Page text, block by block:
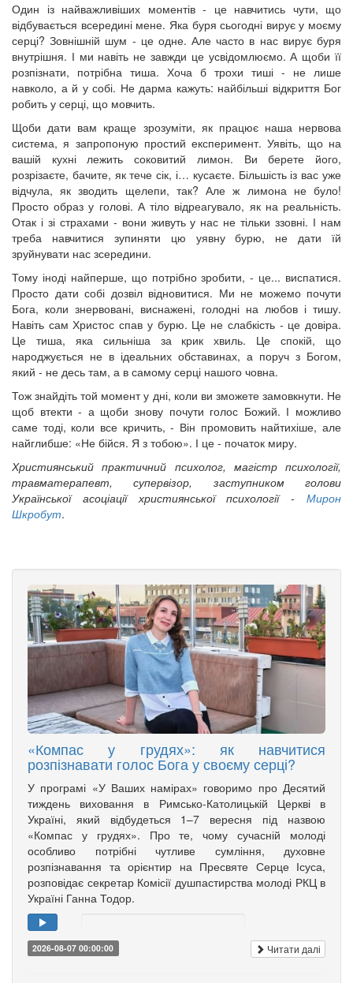
Один із найважливіших моментів - це навчитись чути, що
відбувається всередині мене. Яка буря сьогодні вирує у моєму
серці? Зовнішній шум - це одне. Але часто в нас вирує буря
внутрішня. І ми навіть не завжди це усвідомлюємо. А щоби її
розпізнати, потрібна тиша. Хоча б трохи тиші - не лише
навколо, а й у собі. Не дарма кажуть: найбільші відкриття Бог
робить у серці, що мовчить.
Щоби дати вам краще зрозуміти, як працює наша нервова
система, я запропоную простий експеримент. Уявіть, що на
вашій кухні лежить соковитий лимон. Ви берете його,
розрізаєте, бачите, як тече сік, і… кусаєте. Більшість із вас уже
відчула, як зводить щелепи, так? Але ж лимона не було!
Просто образ у голові. А тіло відреагувало, як на реальність.
Отак і зі страхами - вони живуть у нас не тільки ззовні. І нам
треба навчитися зупиняти цю уявну бурю, не дати їй
зруйнувати нас зсередини.
Тому іноді найперше, що потрібно зробити, - це... виспатися.
Просто дати собі дозвіл відновитися. Ми не можемо почути
Бога, коли знервовані, виснажені, голодні на любов і тишу.
Навіть сам Христос спав у бурю. Це не слабкість - це довіра.
Це тиша, яка сильніша за крик хвиль. Це спокій, що
народжується не в ідеальних обставинах, а поруч з Богом,
який - не десь там, а в самому серці нашого човна.
Тож знайдіть той момент у дні, коли ви зможете замовкнути. Не
щоб втекти - а щоби знову почути голос Божий. І можливо
саме тоді, коли все кричить, - Він промовить найтихіше, але
найглибше: «Не бійся. Я з тобою». І це - початок миру.
Християнський практичний психолог, магістр психології,
травматерапевт, супервізор, заступником голови
Української асоціації християнської психології - Мирон
Шкробут.
«Компас у грудях»: як навчитися
розпізнавати голос Бога у своєму серці?
У програмі «У Ваших намірах» говоримо про Десятий
тиждень виховання в Римсько-Католицькій Церкві в
Україні, який відбудеться 1–7 вересня під назвою
«Компас у грудях». Про те, чому сучасній молоді
особливо потрібні чутливе сумління, духовне
розпізнавання та орієнтир на Пресвяте Серце Ісуса,
розповідає секретар Комісії душпастирства молоді РКЦ в
Україні Ганна Тодор.
2026-08-07 00:00:00 Читати далі